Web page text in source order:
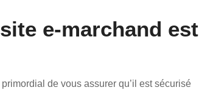
e-marchand est
de vous assurer qu’il est sécurisé